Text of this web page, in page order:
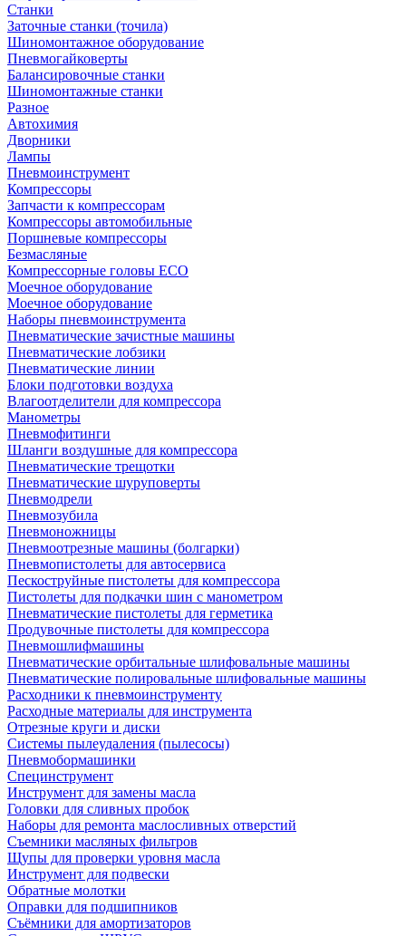
Станки
Заточные станки (точила)
Шиномонтажное оборудование
Пневмогайковерты
Балансировочные станки
Шиномонтажные станки
Разное
Автохимия
Дворники
Лампы
Пневмоинструмент
Компрессоры
Запчасти к компрессорам
Компрессоры автомобильные
Поршневые компрессоры
Безмасляные
Компрессорные головы ECO
Моечное оборудование
Моечное оборудование
Наборы пневмоинструмента
Пневматические зачистные машины
Пневматические лобзики
Пневматические линии
Блоки подготовки воздуха
Влагоотделители для компрессора
Манометры
Пневмофитинги
Шланги воздушные для компрессора
Пневматические трещотки
Пневматические шуруповерты
Пневмодрели
Пневмозубила
Пневмоножницы
Пневмоотрезные машины (болгарки)
Пневмопистолеты для автосервиса
Пескоструйные пистолеты для компрессора
Пистолеты для подкачки шин с манометром
Пневматические пистолеты для герметика
Продувочные пистолеты для компрессора
Пневмошлифмашины
Пневматические орбитальные шлифовальные машины
Пневматические полировальные шлифовальные машины
Расходники к пневмоинструменту
Расходные материалы для инструмента
Отрезные круги и диски
Системы пылеудаления (пылесосы)
Пневмобормашинки
Специнструмент
Инструмент для замены масла
Головки для сливных пробок
Наборы для ремонта маслосливных отверстий
Съемники масляных фильтров
Щупы для проверки уровня масла
Инструмент для подвески
Обратные молотки
Оправки для подшипников
Съёмники для амортизаторов